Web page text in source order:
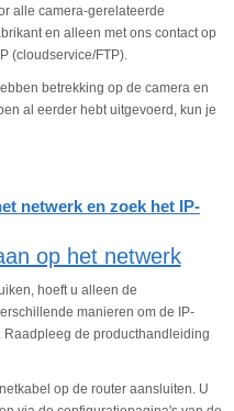
alle camera-gerelateerde
en alleen met ons contact op
(cloudservice/FTP).
betrekking op de camera en
al eerder hebt uitgevoerd, kun je
netwerk en zoek het IP-
op het netwerk
hoeft u alleen de
manieren om de IP-
de producthandleiding
op de router aansluiten. U